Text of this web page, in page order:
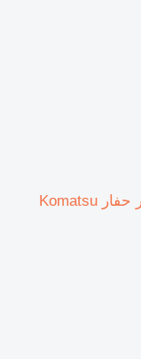
قطعة الغيار الأخرى للمحرك Palets لـ لودر حفار Komatsu